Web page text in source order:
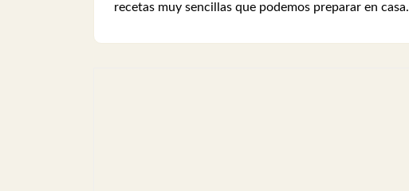
recetas muy sencillas que podemos preparar en casa.